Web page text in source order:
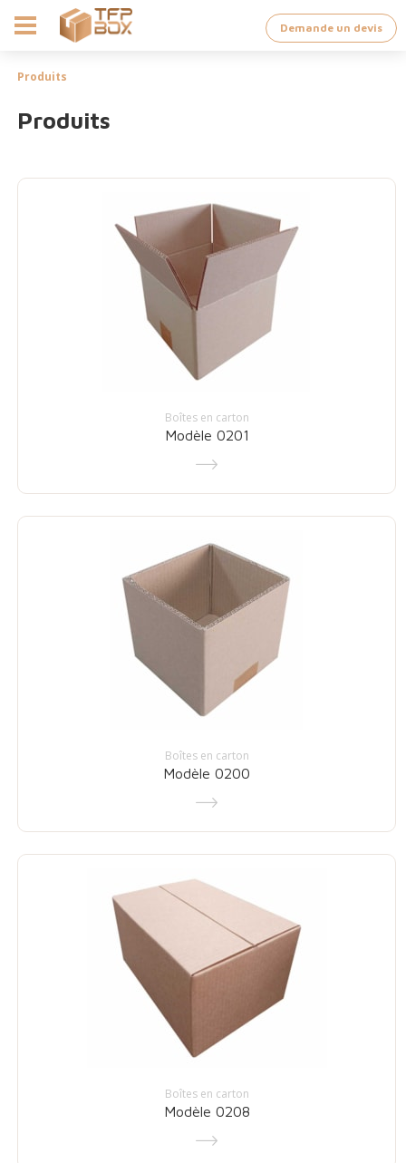
Demande un devis
Produits
Produits
Boîtes en carton
Modèle 0201
Boîtes en carton
Modèle 0200
Boîtes en carton
Modèle 0208